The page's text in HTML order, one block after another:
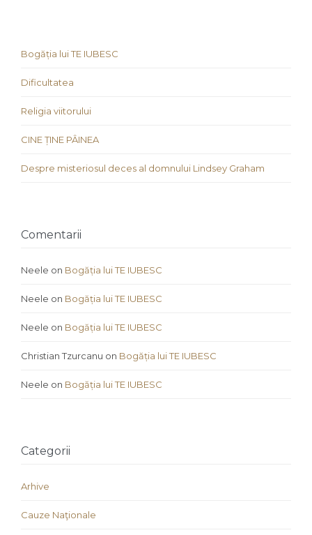
Bogăția lui TE IUBESC
Dificultatea
Religia viitorului
CINE ȚINE PÂINEA
Despre misteriosul deces al domnului Lindsey Graham
Comentarii
Neele on Bogăția lui TE IUBESC
Neele on Bogăția lui TE IUBESC
Neele on Bogăția lui TE IUBESC
Christian Tzurcanu on Bogăția lui TE IUBESC
Neele on Bogăția lui TE IUBESC
Categorii
Arhive
Cauze Naţionale